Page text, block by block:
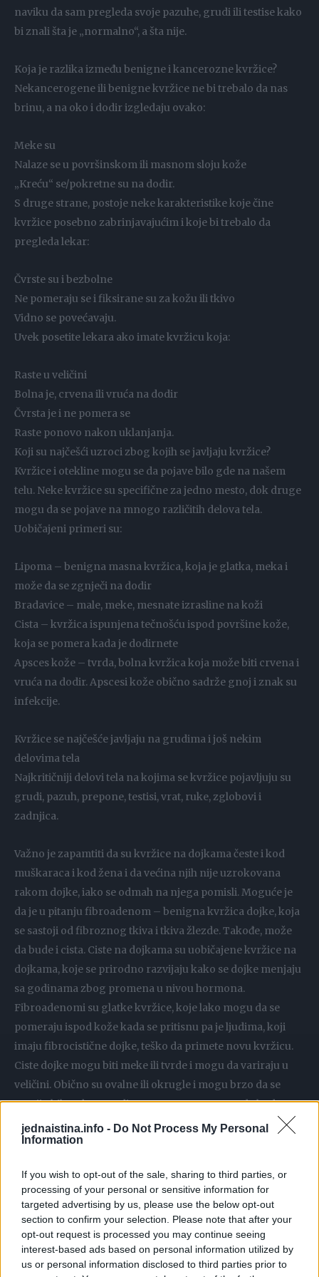
jednaistina.info - Do Not Process My Personal
Information
If you wish to opt-out of the sale, sharing to third parties, or
processing of your personal or sensitive information for
targeted advertising by us, please use the below opt-out
section to confirm your selection. Please note that after your
opt-out request is processed you may continue seeing
interest-based ads based on personal information utilized by
us or personal information disclosed to third parties prior to
naviku da sam pregleda svoje pazuhe, grudi ili testise kako
bi znali šta je „normalno“, a šta nije.
Koja je razlika između benigne i kancerozne kvržice?
Nekancerogene ili benigne kvržice ne bi trebalo da nas
brinu, a na oko i dodir izgledaju ovako:
Meke su
Nalaze se u površinskom ili masnom sloju kože
„Kreću“ se/pokretne su na dodir.
S druge strane, postoje neke karakteristike koje čine
kvržice posebno zabrinjavajućim i koje bi trebalo da
pregleda lekar:
Čvrste su i bezbolne
Ne pomeraju se i fiksirane su za kožu ili tkivo
Vidno se povećavaju.
Uvek posetite lekara ako imate kvržicu koja:
Raste u veličini
Bolna je, crvena ili vruća na dodir
Čvrsta je i ne pomera se
Raste ponovo nakon uklanjanja.
Koji su najčešći uzroci zbog kojih se javljaju kvržice?
Kvržice i otekline mogu se da pojave bilo gde na našem
telu. Neke kvržice su specifične za jedno mesto, dok druge
mogu da se pojave na mnogo različitih delova tela.
Uobičajeni primeri su:
Lipoma – benigna masna kvržica, koja je glatka, meka i
može da se zgnječi na dodir
Bradavice – male, meke, mesnate izrasline na koži
Cista – kvržica ispunjena tečnošću ispod površine kože,
koja se pomera kada je dodirnete
Apsces kože – tvrda, bolna kvržica koja može biti crvena i
vruća na dodir. Apscesi kože obično sadrže gnoj i znak su
infekcije.
Kvržice se najčešće javljaju na grudima i još nekim
delovima tela
Najkritičniji delovi tela na kojima se kvržice pojavljuju su
grudi, pazuh, prepone, testisi, vrat, ruke, zglobovi i
zadnjica.
Važno je zapamtiti da su kvržice na dojkama česte i kod
muškaraca i kod žena i da većina njih nije uzrokovana
rakom dojke, iako se odmah na njega pomisli. Moguće je
da je u pitanju fibroadenom – benigna kvržica dojke, koja
se sastoji od fibroznog tkiva i tkiva žlezde. Takođe, može
da bude i cista. Ciste na dojkama su uobičajene kvržice na
dojkama, koje se prirodno razvijaju kako se dojke menjaju
sa godinama zbog promena u nivou hormona.
Fibroadenomi su glatke kvržice, koje lako mogu da se
pomeraju ispod kože kada se pritisnu pa je ljudima, koji
imaju fibrocistične dojke, teško da primete novu kvržicu.
Ciste dojke mogu biti meke ili tvrde i mogu da variraju u
veličini. Obično su ovalne ili okrugle i mogu brzo da se
razviju bilo gde u grudima. Povremeno mogu da budu
neprijatne, pa čak i vrlo bolne.
mogu da budu bolne), nepravilnog oblika i različite od
okolnog tkiva dojke. Preporuka je da se jednom mesečno
proveravaju grudi kako bi se žena upoznala kako obično
izgledaju i šta osećaju pod prstima. Ukolioko žena primeti
bilo šta neuobičajeno, treba da zakaže pregled, jer bilo koju